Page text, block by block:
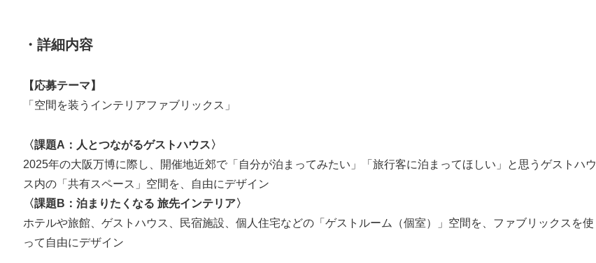
・詳細内容
【応募テーマ】
「空間を装うインテリアファブリックス」
〈課題A：人とつながるゲストハウス〉
2025年の大阪万博に際し、開催地近郊で「自分が泊まってみたい」「旅行客に泊まってほしい」と思うゲストハウ
ス内の「共有スペース」空間を、自由にデザイン
〈課題B：泊まりたくなる 旅先インテリア〉
ホテルや旅館、ゲストハウス、民宿施設、個人住宅などの「ゲストルーム（個室）」空間を、ファブリックスを使
って自由にデザイン